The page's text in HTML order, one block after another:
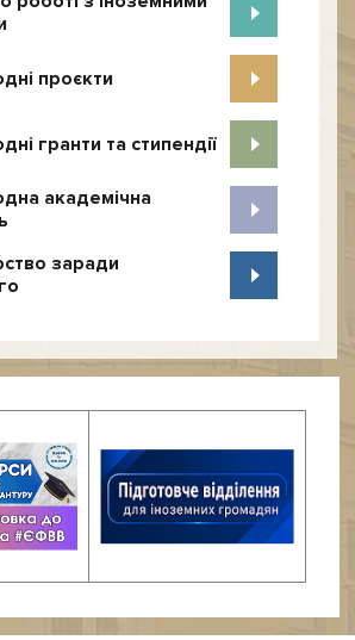
проєкти
гранти та стипендії
академічна
заради